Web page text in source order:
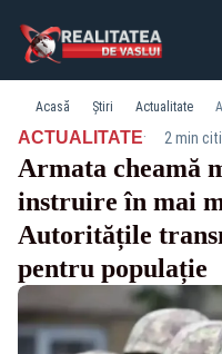
Acasă Știri Actualitate
ACTUALITATE· 2 min
Armata cheamă
instruire în mai
Autoritățile
pentru populație